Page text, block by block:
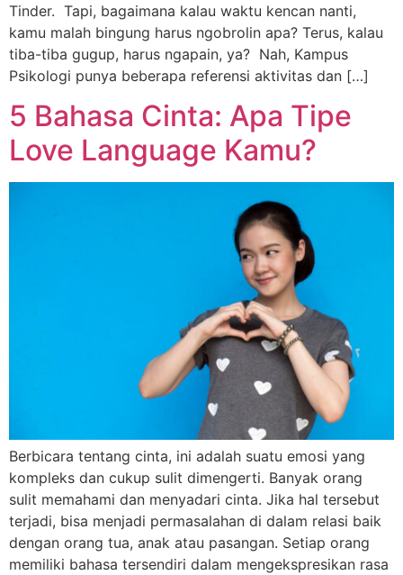
Tinder. Tapi, bagaimana kalau waktu kencan nanti,
kamu malah bingung harus ngobrolin apa? Terus, kalau
tiba-tiba gugup, harus ngapain, ya? Nah, Kampus
Psikologi punya beberapa referensi aktivitas dan […]
5 Bahasa Cinta: Apa Tipe
Love Language Kamu?
Berbicara tentang cinta, ini adalah suatu emosi yang
kompleks dan cukup sulit dimengerti. Banyak orang
sulit memahami dan menyadari cinta. Jika hal tersebut
terjadi, bisa menjadi permasalahan di dalam relasi baik
dengan orang tua, anak atau pasangan. Setiap orang
memiliki bahasa tersendiri dalam mengekspresikan rasa